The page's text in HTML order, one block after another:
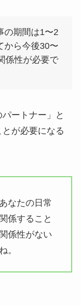
の期間は1〜2
から今後30〜
係性が必要で
ートナー」と
が必要になる
なたの日常
係すること
係性がない
。